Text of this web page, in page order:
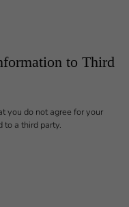
to Third
you do not agree for your
to a third party.